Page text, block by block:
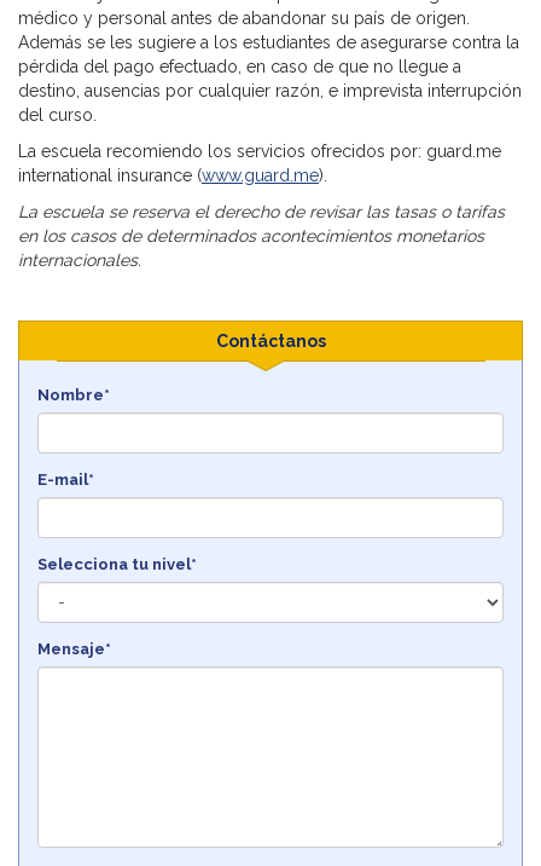
médico y personal antes de abandonar su país de origen.
Además se les sugiere a los estudiantes de asegurarse contra la
pérdida del pago efectuado, en caso de que no llegue a
destino, ausencias por cualquier razón, e imprevista interrupción
del curso.
La escuela recomiendo los servicios ofrecidos por: guard.me
international insurance (www.guard.me).
La escuela se reserva el derecho de revisar las tasas o tarifas
en los casos de determinados acontecimientos monetarios
internacionales.
Contáctanos
Nombre*
E-mail*
Selecciona tu nivel*
Mensaje*